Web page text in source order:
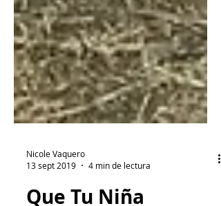
13 sept 2019
4 min de lectura